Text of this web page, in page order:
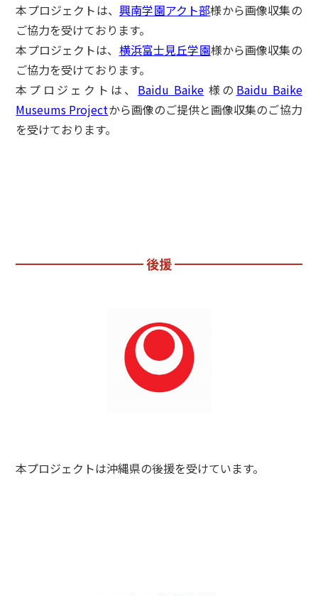
本プロジェクトは、 興南学園アクト部様から画像収集の
ご協力を受けております。
本プロジェクトは、 横浜富士見丘学園様から画像収集の
ご協力を受けております。
本プロジェクトは、 Baidu Baike 様の Baidu Baike
Museums Projectから画像のご提供と画像収集のご協力
を受けております。
後援
本プロジェクトは沖縄県の後援を受けています。